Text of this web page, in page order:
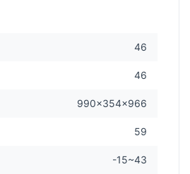
46
46
990×354×966
59
-15~43